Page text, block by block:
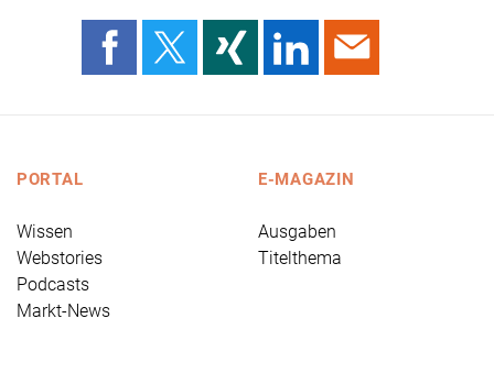
PORTAL
Wissen
Webstories
Podcasts
Markt-News
E-MAGAZIN
Ausgaben
Titelthema